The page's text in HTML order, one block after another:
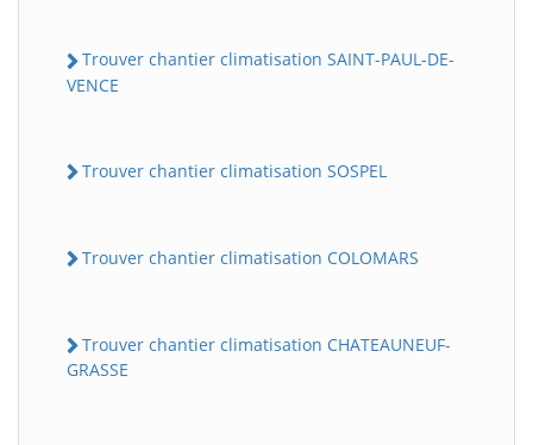
Trouver chantier climatisation SAINT-PAUL-DE-
VENCE
Trouver chantier climatisation SOSPEL
Trouver chantier climatisation COLOMARS
Trouver chantier climatisation CHATEAUNEUF-
GRASSE